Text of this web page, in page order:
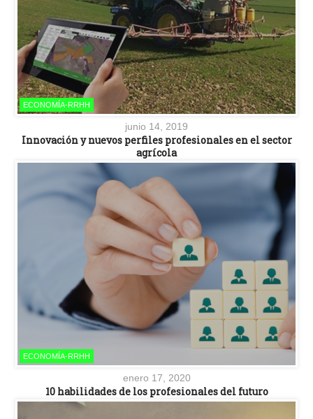
ECONOMÍA-RRHH
junio 14, 2019
Innovación y nuevos perfiles profesionales en el sector
agrícola
ECONOMÍA-RRHH
enero 17, 2020
10 habilidades de los profesionales del futuro